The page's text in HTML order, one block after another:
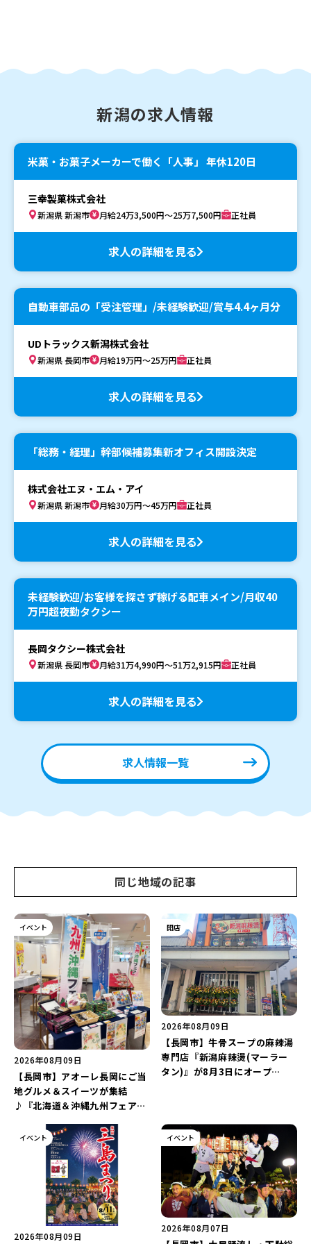
新潟の求人情報
米菓・お菓子メーカーで働く「人事」 年休120日
三幸製菓株式会社
新潟県 新潟市 月給24万3,500円～25万7,500円 正社員
求人の詳細を見る
自動車部品の「受注管理」/未経験歓迎/賞与4.4ヶ月分
UDトラックス新潟株式会社
新潟県 長岡市 月給19万円～25万円 正社員
求人の詳細を見る
「総務・経理」幹部候補募集新オフィス開設決定
株式会社エヌ・エム・アイ
新潟県 新潟市 月給30万円～45万円 正社員
求人の詳細を見る
未経験歓迎/お客様を探さず稼げる配車メイン/月収40
万円超夜勤タクシー
長岡タクシー株式会社
新潟県 長岡市 月給31万4,990円～51万2,915円 正社員
求人の詳細を見る
求人情報一覧
同じ地域の記事
イベント
2026年08月09日
【長岡市】アオーレ長岡にご当
地グルメ＆スイーツが集結
♪『北海道＆沖縄九州フェア
より開催！北海道限定「生食感
チェルシー」をゲットしよう♪
開店
2026年08月09日
【長岡市】牛骨スープの麻辣湯
専門店『新潟麻辣燙(マーラー
タン)』が8月3日にオープ
イベント
2026年08月09日
イベント
2026年08月07日